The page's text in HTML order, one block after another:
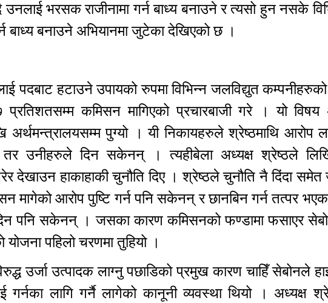
उनलाई भरसक राजीनामा गर्न बाध्य बनाउने र त्यसो हुन नसके
बाध्य बनाउने अभियानमा जुटेका देखिएको छ ।
पदबाट हटाउने उपायको रुपमा विभिन्न जलविद्युत
कमिसन मागिएको प्रचारबाजी गरे । यो विषय
पुग्यो । यी निकायहरुले श्रेष्ठमाथि आरोप
तर उनीहरुले दिन सकेनन् । त्यहीबेला अध्यक्ष श्रेष्ठले
देखाउन हाकाहाकी चुनौति दिए । श्रेष्ठले चुनौति नै दिंदा समेत
मागेको आरोप पुष्टि गर्न पनि सकेनन् र छानबिन गर्न तत्पर
पनि सकेनन् । जसका कारण कमिसनको फण्डामा फसाएर
पहिलो चरणमा तुहियो ।
उर्जा उत्पादक लाग्नु पछाडिको प्रमुख कारण चाहिँ सेबोनले
लागि गर्नै लागेको कानूनी व्यवस्था थियो । अध्यक्ष